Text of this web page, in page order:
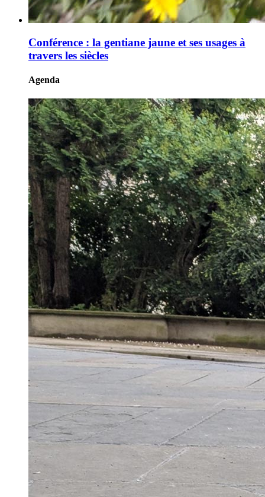
Conférence : la gentiane jaune et ses usages à
travers les siècles
Agenda